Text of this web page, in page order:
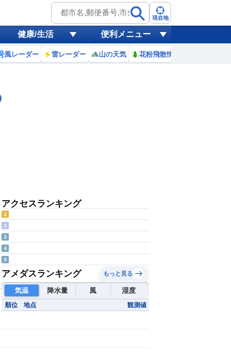
現在地
健康/生活 便利メニュー
風レーダー 雷レーダー 山の天気 花粉飛散情報
アクセスランキング
1
2
3
4
5
アメダスランキング もっと見る
気温 降水量 風 湿度
順位 地点 観測値